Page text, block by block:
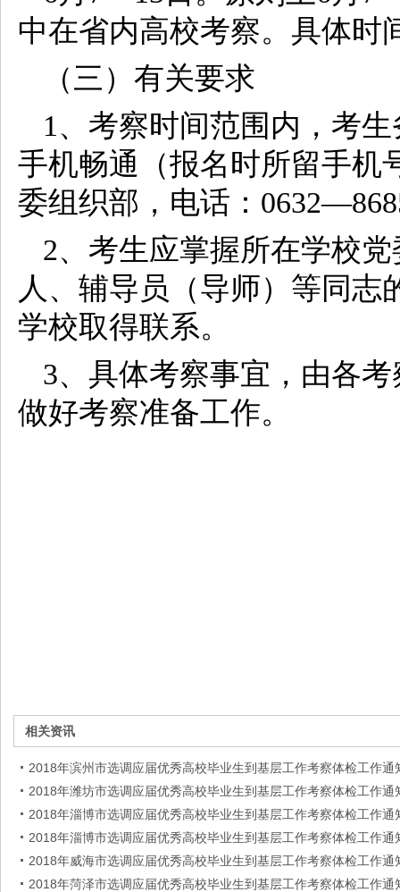
中在省内高校考察。具体时
（三）有关要求
1、考察时间范围内，考
手机畅通（报名时所留手机
委组织部，电话：
2、考生应掌握所在学校
人、辅导员（导师）等同志
学校取得联系。
3、具体考察事宜，由各
做好考察准备工作。
相关资讯
2018年滨州市选调应届优秀高校毕业生到基层工作考察体检工作通
2018年潍坊市选调应届优秀高校毕业生到基层工作考察体检工作通
2018年淄博市选调应届优秀高校毕业生到基层工作考察体检工作通
2018年淄博市选调应届优秀高校毕业生到基层工作考察体检工作通
2018年威海市选调应届优秀高校毕业生到基层工作考察体检工作通
2018年菏泽市选调应届优秀高校毕业生到基层工作考察体检工作通